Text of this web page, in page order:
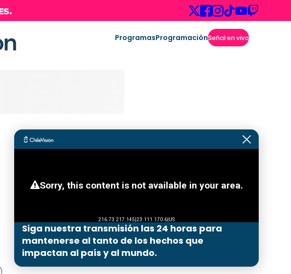
ProgramasProgramaciónSeñal en vivo
Siga nuestra transmisión las 24 horas para
mantenerse al tanto de los hechos que
impactan al país y al mundo.